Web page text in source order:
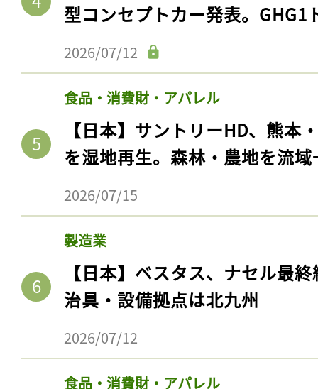
型コンセプトカー発表。GHG1
2026/07/12
食品・消費財・アパレル
【日本】サントリーHD、熊本
を湿地再生。森林・農地を流
2026/07/15
製造業
【日本】ベスタス、ナセル最
治具・設備拠点は北九州
2026/07/12
食品・消費財・アパレル